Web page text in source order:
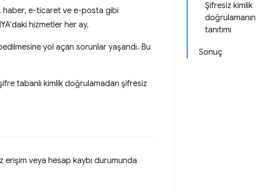
Şifresiz kimlik
doğrulamanın
tanıtımı
Sonuç
haber, e-ticaret ve e-posta gibi
hizmetler her ay.
yol açan sorunlar yaşandı. Bu
tabanlı kimlik doğrulamadan şifresiz
veya hesap kaybı durumunda